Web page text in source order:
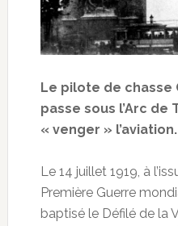
Le pilote de chasse
passe sous l’Arc de
« venger » l’aviation.
Le 14 juillet 1919, à
Première Guerre
baptisé le Défilé de la